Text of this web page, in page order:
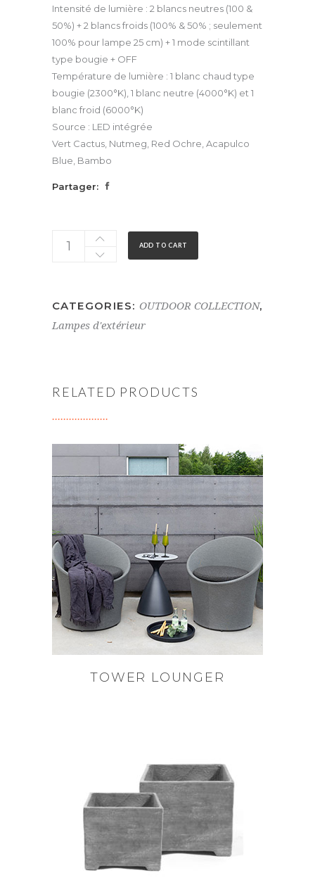
Intensité de lumière : 2 blancs neutres (100 &
50%) + 2 blancs froids (100% & 50% ; seulement
100% pour lampe 25 cm) + 1 mode scintillant
type bougie + OFF
Température de lumière : 1 blanc chaud type
bougie (2300°K), 1 blanc neutre (4000°K) et 1
blanc froid (6000°K)
Source : LED intégrée
Vert Cactus, Nutmeg, Red Ochre, Acapulco
Blue, Bambo
Partager:
ADD TO CART
CATEGORIES: OUTDOOR COLLECTION,
Lampes d'extérieur
RELATED PRODUCTS
TOWER LOUNGER